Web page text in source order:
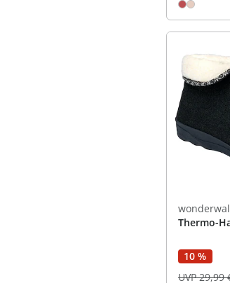
Thermo-
10 %
UVP 29,99